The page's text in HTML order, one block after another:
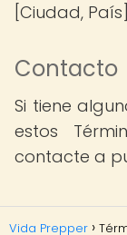
[Ciudad,
Contacto
Si tiene
estos
contacte a
Vida Prepper